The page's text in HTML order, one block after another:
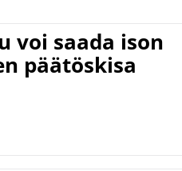
voi saada ison
päätöskisa